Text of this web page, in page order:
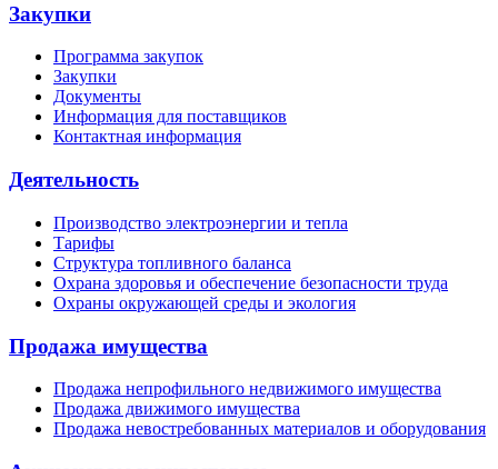
Закупки
Программа закупок
Закупки
Документы
Информация для поставщиков
Контактная информация
Деятельность
Производство электроэнергии и тепла
Тарифы
Структура топливного баланса
Охрана здоровья и обеспечение безопасности труда
Охраны окружающей среды и экология
Продажа имущества
Продажа непрофильного недвижимого имущества
Продажа движимого имущества
Продажа невостребованных материалов и оборудования